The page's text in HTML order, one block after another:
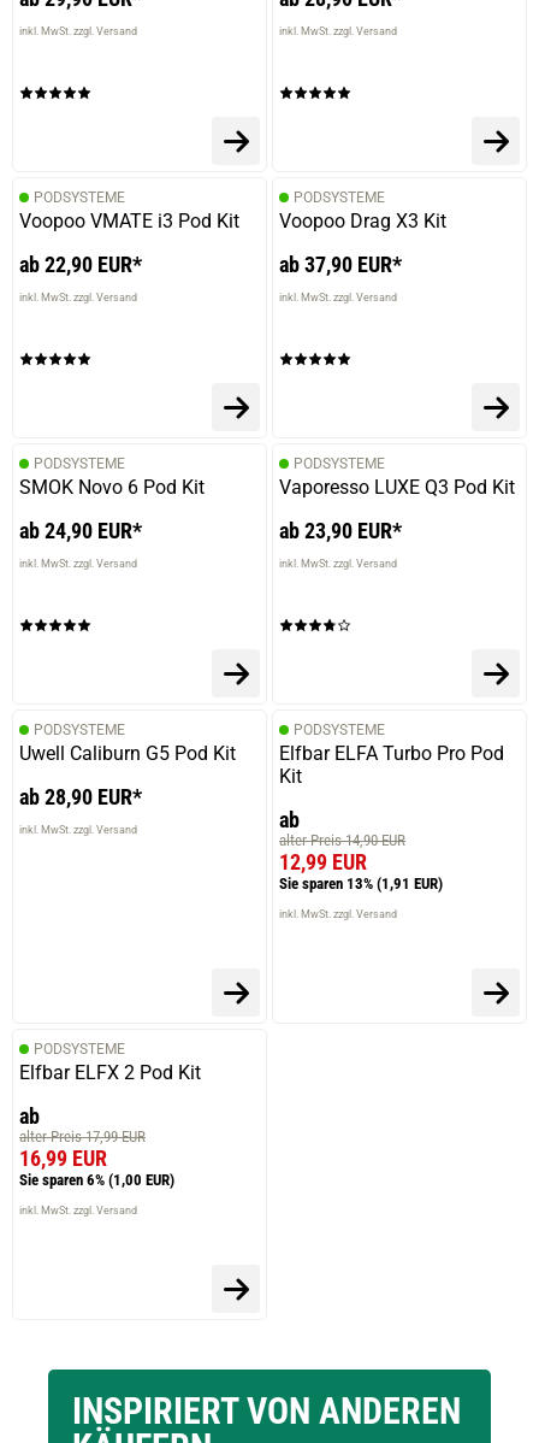
inkl. MwSt. zzgl. Versand inkl. MwSt. zzgl. Versand
PODSYSTEME
Voopoo VMATE i3 Pod Kit
ab 22,90 EUR*
inkl. MwSt. zzgl. Versand
PODSYSTEME
Voopoo Drag X3 Kit
ab 37,90 EUR*
inkl. MwSt. zzgl. Versand
PODSYSTEME
SMOK Novo 6 Pod Kit
ab 24,90 EUR*
inkl. MwSt. zzgl. Versand
PODSYSTEME
Vaporesso LUXE Q3 Pod Kit
ab 23,90 EUR*
inkl. MwSt. zzgl. Versand
PODSYSTEME
Uwell Caliburn G5 Pod Kit
ab 28,90 EUR*
inkl. MwSt. zzgl. Versand
PODSYSTEME
Elfbar ELFA Turbo Pro Pod
Kit
ab
alter Preis 14,90 EUR
12,99 EUR
Sie sparen 13% (1,91 EUR)
inkl. MwSt. zzgl. Versand
PODSYSTEME
Elfbar ELFX 2 Pod Kit
ab
alter Preis 17,99 EUR
16,99 EUR
Sie sparen 6% (1,00 EUR)
inkl. MwSt. zzgl. Versand
INSPIRIERT VON ANDEREN